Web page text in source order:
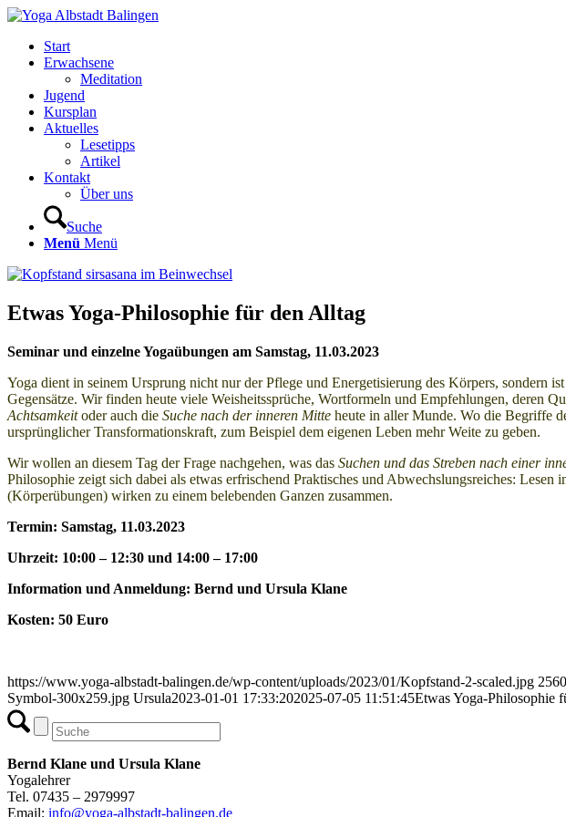
Start
Erwachsene
Meditation
Jugend
Kursplan
Aktuelles
Lesetipps
Artikel
Kontakt
Über uns
Suche
Menü Menü
Etwas Yoga-Philosophie für den Alltag
Seminar und einzelne Yogaübungen am Samstag, 11.03.2023
Yoga dient in seinem Ursprung nicht nur der Pflege und Energetisierung des Körpers,
Gegensätze. Wir finden heute viele Weisheitssprüche, Wortformeln und Empfehlungen, deren
Achtsamkeitoder auch die Suche nach der inneren Mitte heute in aller Munde. Wo die Begriffe
ursprünglicher Transformationskraft, zum Beispiel dem eigenen Leben mehr Weite zu geben.
Wir wollen an diesem Tag der Frage nachgehen, was das Suchen und das Streben nach einer
Philosophie zeigt sich dabei als etwas erfrischend Praktisches und Abwechslungsreiches:
(Körperübungen) wirken zu einem belebenden Ganzen zusammen.
Termin: Samstag, 11.03.2023
Uhrzeit: 10:00 – 12:30 und 14:00 – 17:00
Information und Anmeldung: Bernd und Ursula Klane
Kosten: 50 Euro
https://www.yoga-albstadt-balingen.de/wp-content/uploads/2023/01/Kopfstand-2-scaled.jpg 2560
Symbol-300x259.jpg Ursula2023-01-01 17:33:202025-07-05 11:51:45Etwas Yoga-Philosophie
Bernd Klane und Ursula Klane
Yogalehrer
Tel. 07435 – 2979997
Email: info@yoga-albstadt-balingen.de